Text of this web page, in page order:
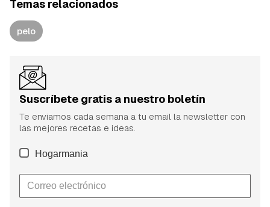
Temas relacionados
pelo
Suscríbete gratis a nuestro boletín
Te enviamos cada semana a tu email la newsletter con
las mejores recetas e ideas.
Hogarmania